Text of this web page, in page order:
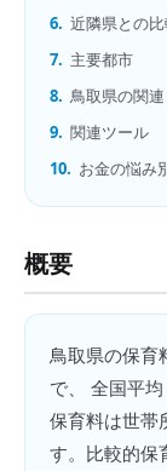
6. 近隣県との
7. 主要都市
8. 鳥取県の関連
9. 関連ツール
10. お金の悩み
概要
鳥取県の保育
で、 全国平均
保育料は世帯
す。比較的保